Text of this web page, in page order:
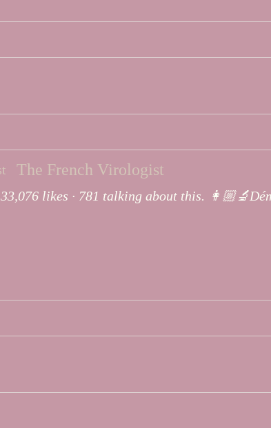
The French Virologist
likes · 781 talking about this.